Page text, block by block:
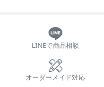
LINEで商品相談
オーダーメイド対応